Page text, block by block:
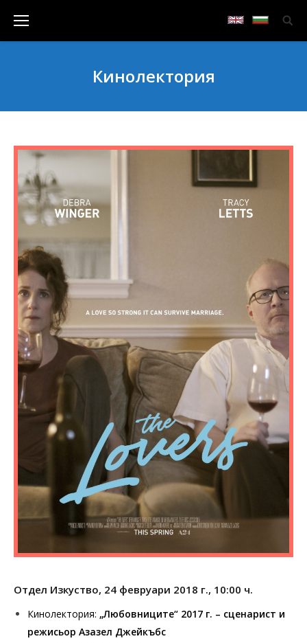
Кинолектория
Отдел Изкуство, 24 февруари 2018 г., 10:00 ч.
Кинолектория: „Любовниците“ 2017 г. – сценарист и
режисьор Азазел Джейкъбс